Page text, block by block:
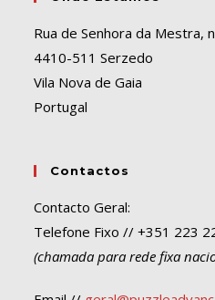
Rua de Senhora da Mestra,
4410-511 Serzedo
Vila Nova de Gaia
Portugal
Contactos
Contacto Geral:
Telefone Fixo // +351 223
(chamada para rede fixa